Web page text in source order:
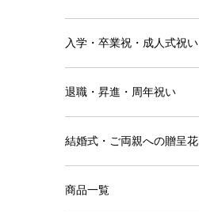
入学・卒業祝・成人式祝い
退職・昇進・周年祝い
結婚式・ご両親への贈呈花
商品一覧